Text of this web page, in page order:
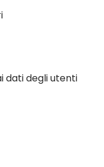
dati degli utenti